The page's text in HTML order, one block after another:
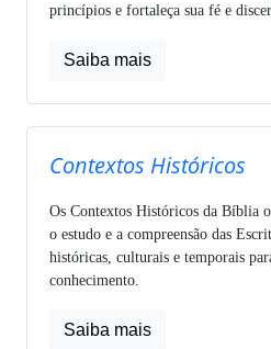
princípios e fortaleça sua fé e
Saiba mais
Contextos Históricos
Os Contextos Históricos da Bíblia
o estudo e a compreensão das
históricas, culturais e temporais
conhecimento.
Saiba mais